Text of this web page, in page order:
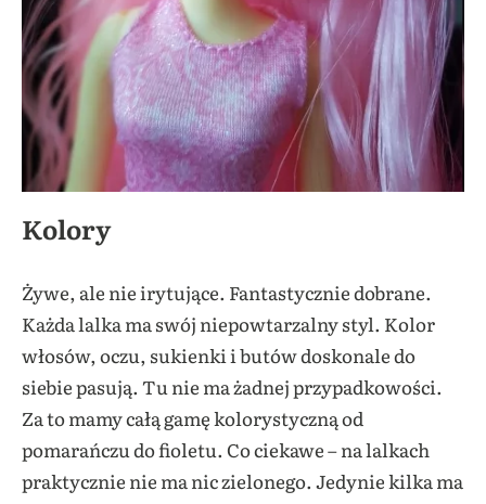
Kolory
Żywe, ale nie irytujące. Fantastycznie dobrane.
Każda lalka ma swój niepowtarzalny styl. Kolor
włosów, oczu, sukienki i butów doskonale do
siebie pasują. Tu nie ma żadnej przypadkowości.
Za to mamy całą gamę kolorystyczną od
pomarańczu do fioletu. Co ciekawe – na lalkach
praktycznie nie ma nic zielonego. Jedynie kilka ma